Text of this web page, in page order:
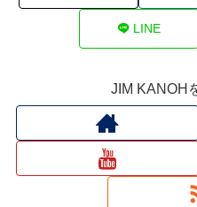
LINE
JIM KANOH